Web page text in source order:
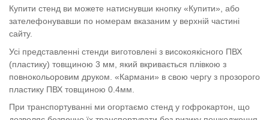
Купити стенд ви можете натиснувши кнопку «Купити», або
зателефонувавши по номерам вказаним у верхній частині
сайту.
Усі представленні стенди виготовлені з високоякісного ПВХ
(пластику) товщиною 3 мм, який вкривається плівкою з
повнокольоровим друком. «Кармани» в свою чергу з прозорого
пластику ПВХ товщиною 0.4мм.
При транспортуванні ми огортаємо стенд у гофрокартон, що